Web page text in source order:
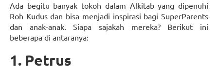
Ada begitu banyak tokoh dalam Alkitab yang dipenuhi
Roh Kudus dan bisa menjadi inspirasi bagi SuperParents
dan anak-anak. Siapa sajakah mereka? Berikut ini
beberapa di antaranya:
1. Petrus